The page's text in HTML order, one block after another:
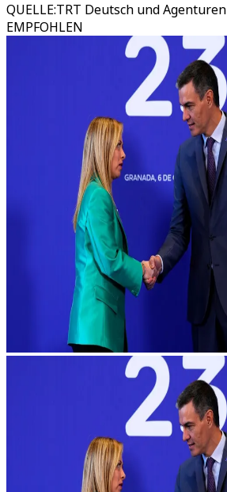
QUELLE:TRT Deutsch und Agenturen
EMPFOHLEN